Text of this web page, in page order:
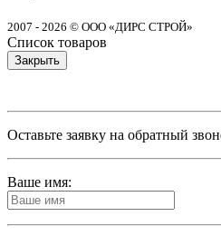
2007 - 2026 © ООО «ДИРС СТРОЙ»
Список товаров
Закрыть
Оставьте заявку на обратный
Ваше имя: